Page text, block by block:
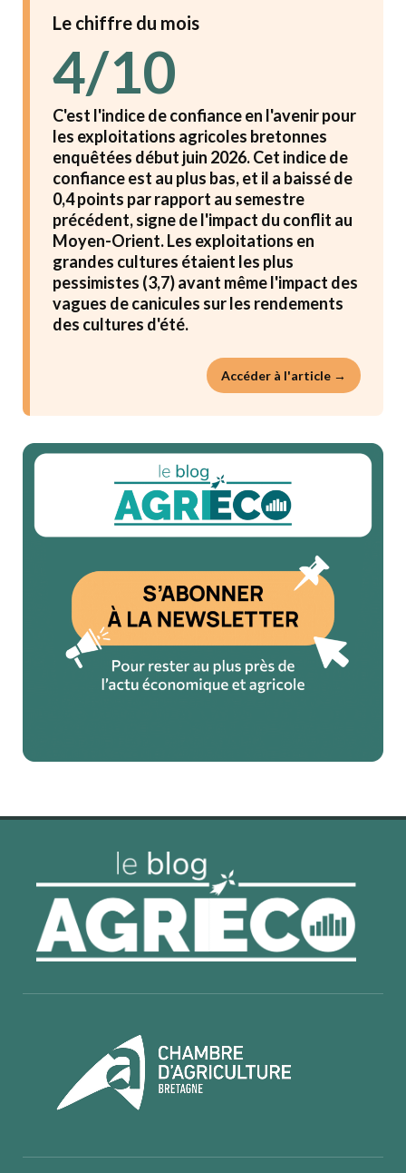
Le chiffre du mois
4/10
C'est l'indice de confiance en l'avenir pour
les exploitations agricoles bretonnes
enquêtées début juin 2026. Cet indice de
confiance est au plus bas, et il a baissé de
0,4 points par rapport au semestre
précédent, signe de l'impact du conflit au
Moyen-Orient. Les exploitations en
grandes cultures étaient les plus
pessimistes (3,7) avant même l'impact des
vagues de canicules sur les rendements
des cultures d'été.
Accéder à l'article →